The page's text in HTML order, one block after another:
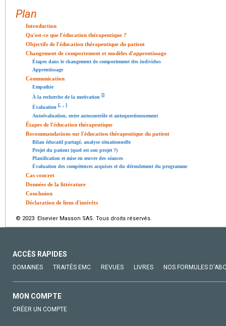
Plan
Introduction
Qu'est-ce que l'éducation thérapeutique ?
Objectifs de l'éducation thérapeutique du patient
Changement de comportement et modèles d'apprentissage
Étapes dans le changement de comportement des individus
Apprentissage
Communication
Empathie
À la recherche de la motivation []
Évaluation [, , ]
Autoévaluation, entre autocontrôle et autoquestionnement
Étapes de l'éducation thérapeutique
Recommandations sur l'éducation thérapeutique du patient
Bilan éducatif partagé, analyse situationnelle
Projet du patient (quel est son projet ?)
Planification et mise en œuvre des séances
Évaluation des compétences acquises et du déroulement du programme
Cas concret
Données de la littérature
Conclusion
Déclaration de liens d'intérêts
© 2023 Elsevier Masson SAS. Tous droits réservés.
ACCÈS RAPIDES
DOMAINES TRAITÉS EMC REVUES LIVRES NOS FORMULES
MON COMPTE
CRÉER UN COMPTE